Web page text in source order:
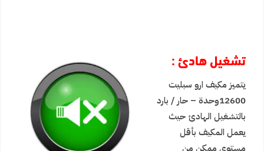
تشغيل هادئ :
يتميز مكيف ارو سبليت
12600وحدة – حار / بارد
بالتشغيل الهادئ حيث
يعمل المكيف بأقل
مستوى ممكن من